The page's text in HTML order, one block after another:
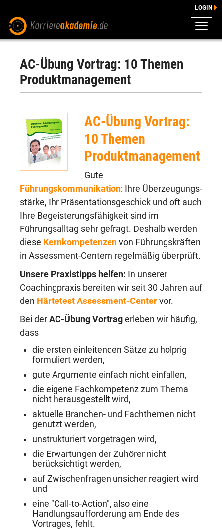
DOWNLOADS
ENGLISCHE DOWNLOADS
BERATUNG
LOGIN
AC-Übung Vortrag: 10 Themen
Produktmanagement
AC-Übung Vortrag:
10 Themen
Produktmanagement
Gute
Führungskommunikation: Ihre Überzeugungs­
stärke, Ihr Präsentationsgeschick und oft auch
Ihre Begeisterungsfähig­keit sind im
Führungsalltag sehr gefragt. Deshalb werden
diese Kernkom­petenzen von Führungskräften
in Assessment-Centern regelmäßig überprüft.
Unsere Praxistipps helfen: In unserer
Coachingpraxis bereiten wir seit 30 Jahren auf
den Härtetest Assessment-Center vor.
Bei der AC-Übung Vortrag erleben wir häufig,
dass
die ersten einleitenden Sätze zu holprig
formuliert werden,
gute Argumente einfach nicht einfallen,
die eigene Fachkompetenz zum Thema
nicht herausgestellt wird,
aktuelle Branchen- und Fachthemen nicht
genutzt werden,
unstrukturiert vorgetragen wird,
die Erwartungen der Zuhörer nicht
berücksichtigt werden,
auf Zwischenfragen unsicher reagiert wird
und
eine "Call-to-Action", also eine
Handlungsaufforderung am Ende des
Vortrages, fehlt.